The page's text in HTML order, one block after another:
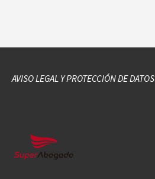
AVISO LEGAL Y PROTECCIÓN DE DATOS